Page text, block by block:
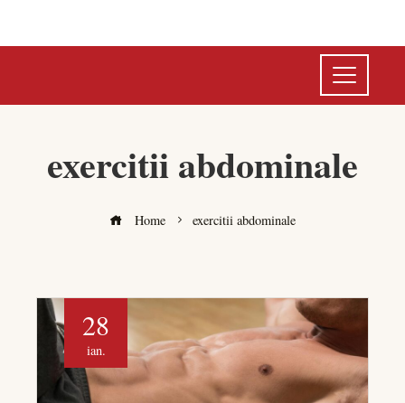
exercitii abdominale
Home exercitii abdominale
28
ian.